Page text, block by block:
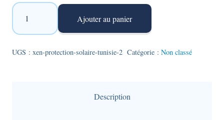
quantité
Xen
CB3
Ajouter au panier
UGS : xen-protection-solaire-tunisie-2 Catégorie : Non classé
Description